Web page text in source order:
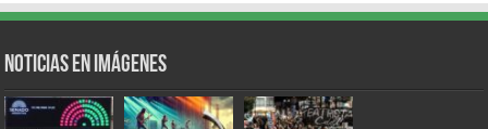
Noticias en Imágenes